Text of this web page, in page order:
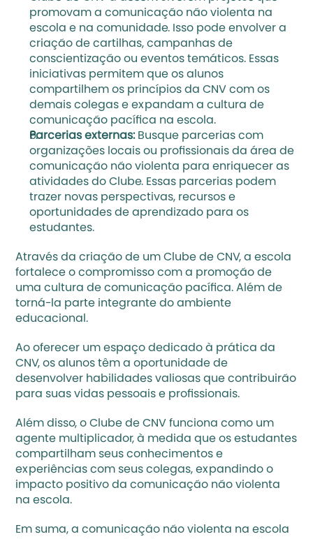
promovam a comunicação não violenta na
escola e na comunidade. Isso pode envolver a
criação de cartilhas, campanhas de
conscientização ou eventos temáticos. Essas
iniciativas permitem que os alunos
compartilhem os princípios da CNV com os
demais colegas e expandam a cultura de
comunicação pacífica na escola.
Parcerias externas: Busque parcerias com
organizações locais ou profissionais da área de
comunicação não violenta para enriquecer as
atividades do Clube. Essas parcerias podem
trazer novas perspectivas, recursos e
oportunidades de aprendizado para os
estudantes.
Através da criação de um Clube de CNV, a escola
fortalece o compromisso com a promoção de
uma cultura de comunicação pacífica. Além de
torná-la parte integrante do ambiente
educacional.
Ao oferecer um espaço dedicado à prática da
CNV, os alunos têm a oportunidade de
desenvolver habilidades valiosas que contribuirão
para suas vidas pessoais e profissionais.
Além disso, o Clube de CNV funciona como um
agente multiplicador, à medida que os estudantes
compartilham seus conhecimentos e
experiências com seus colegas, expandindo o
impacto positivo da comunicação não violenta
na escola.
Em suma, a comunicação não violenta na escola